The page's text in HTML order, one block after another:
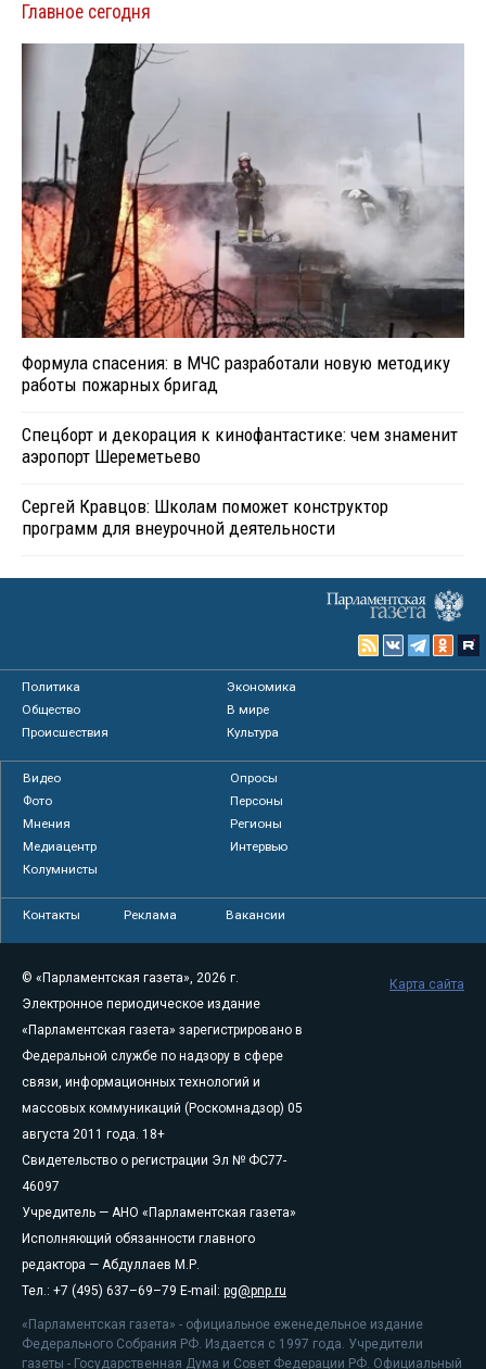
Главное сегодня
Формула спасения: в МЧС разработали новую методику
работы пожарных бригад
Спецборт и декорация к кинофантастике: чем знаменит
аэропорт Шереметьево
Сергей Кравцов: Школам поможет конструктор
программ для внеурочной деятельности
Политика
Экономика
Общество
В мире
Происшествия
Культура
Видео
Опросы
Фото
Персоны
Мнения
Регионы
Медиацентр
Интервью
Колумнисты
Контакты Реклама Вакансии
© «Парламентская газета», 2026 г.
Электронное периодическое издание
«Парламентская газета» зарегистрировано в
Федеральной службе по надзору в сфере
связи, информационных технологий и
массовых коммуникаций (Роскомнадзор) 05
августа 2011 года. 18+
Свидетельство о регистрации Эл № ФС77-
46097
Учредитель — АНО «Парламентская газета»
Исполняющий обязанности главного
редактора — Абдуллаев М.Р.
Тел.: +7 (495) 637–69–79 E-mail: pg@pnp.ru
«Парламентская газета» - официальное еженедельное издание
Федерального Собрания РФ. Издается с 1997 года. Учредители
газеты - Государственная Дума и Совет Федерации РФ. Официальный
Карта сайта